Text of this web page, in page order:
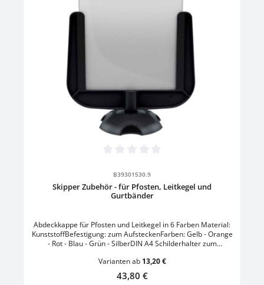
B39301530.9
Skipper Zubehör - für Pfosten, Leitkegel und
Gurtbänder
Abdeckkappe für Pfosten und Leitkegel in 6 Farben Material:
KunststoffBefestigung: zum AufsteckenFarben: Gelb - Orange
- Rot - Blau - Grün - SilberDIN A4 Schilderhalter zum
hochSchraubzwingen-Halterung zum Befestigen von
AbsperrgurtenMaterial: KunststoffMontageort: PfostenFarbe:
Schwarz/OrangeKordelband-Halterung zum Befestigen von
Varianten ab13,20 €
Regulärer Preis:
43,80 €